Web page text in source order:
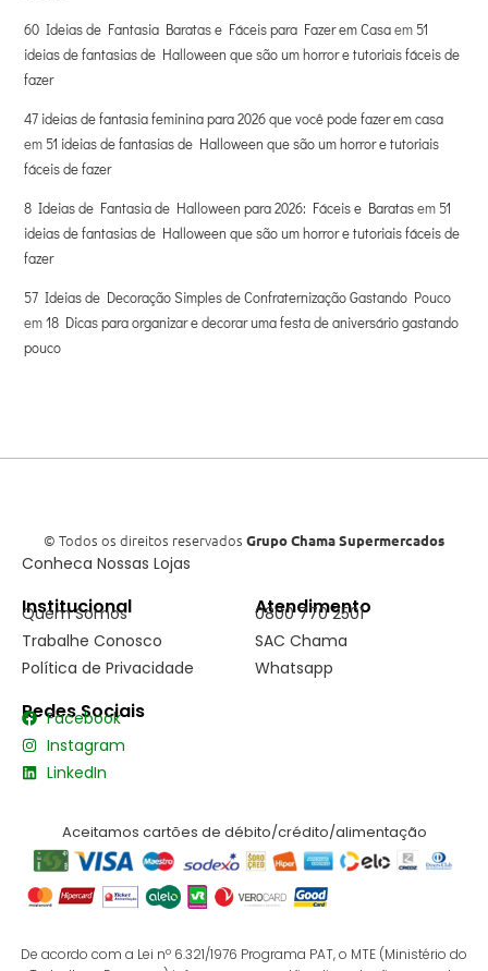
60 Ideias de Fantasia Baratas e Fáceis para Fazer em Casaem 51
ideias de fantasias de Halloween que são um horror e tutoriais fáceis de
fazer
47 ideias de fantasia feminina para 2026 que você pode fazer em casa
em 51 ideias de fantasias de Halloween que são um horror e tutoriais
fáceis de fazer
8 Ideias de Fantasia de Halloween para 2026: Fáceis e Baratasem 51
ideias de fantasias de Halloween que são um horror e tutoriais fáceis de
fazer
57 Ideias de Decoração Simples de Confraternização Gastando Pouco
em18 Dicas para organizar e decorar uma festa de aniversário gastando
pouco
© Todos os direitos reservados Grupo Chama Supermercados
Conheca Nossas Lojas
Institucional
Quem Somos
Trabalhe Conosco
Política de Privacidade
Atendimento
0800 770 2501
SAC Chama
Whatsapp
Redes Sociais
Facebook
Instagram
LinkedIn
Aceitamos cartões de débito/crédito/alimentação
De acordo com a Lei nº 6.321/1976 Programa PAT, o MTE (Ministério do